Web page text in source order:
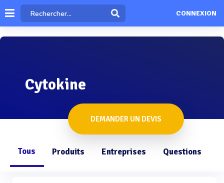
CONNEXION
Cytokine
DEMANDER UN DEVIS
Tous Produits Entreprises Questions